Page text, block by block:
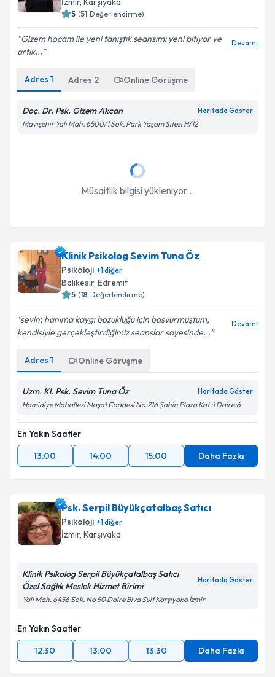
kapsamda işlenmesini kabul ediyorum.
Takvim Talebini Gönder
5 (51 Değerlendirme)
Gizem hocam ile yeni tanıştık seansımı yeni bitiyor ve
artık...
Devamı
Adres 1 Adres 2 Online Görüşme
Doç. Dr. Psk. Gizem Akcan Haritada Göster
Mavişehir Yali Mah. 6500/1 Sok. Park Yaşam Sitesi H/12
Müsaitlik bilgisi yükleniyor...
Klinik Psikolog Sevim Tuna Öz
Psikoloji +1diğer
Balıkesir, Edremit
5 (18 Değerlendirme)
sevim hanıma kaygı bozukluğu için başvurmuştum,
kendisiyle gerçekleştirdiğimiz seanslar sayesinde...
Devamı
Adres 1 Online Görüşme
Uzm. Kl. Psk. Sevim Tuna Öz Haritada Göster
Hamidiye Mahallesi Maşat Caddesi No:216 Şahin Plaza Kat :1 Daire:6
En Yakın Saatler
13:00
14:00 15:00 Daha Fazla
Psk. Serpil Büyükçatalbaş Satıcı
Psikoloji +1diğer
İzmir, Karşıyaka
Klinik Psikolog Serpil Büyükçatalbaş Satıcı
Özel Sağlık Meslek Hizmet Birimi
Haritada Göster
Yalı Mah. 6436 Sok. No 50 Daire Biva Suit Karşıyaka İzmir
En Yakın Saatler
12:30
13:00 13:30 Daha Fazla